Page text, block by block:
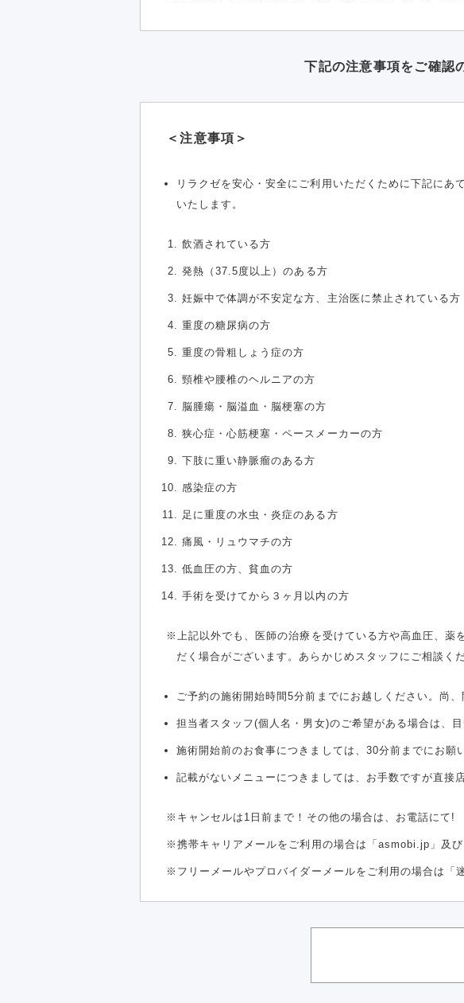
下記の注意事項をご確認
＜注意事項＞
リラクゼを安心・安全にご利用いただくために下記に
いたします。
飲酒されている方
発熱（37.5度以上）のある方
妊娠中で体調が不安定な方、主治医に禁止されている方
重度の糖尿病の方
重度の骨粗しょう症の方
頸椎や腰椎のヘルニアの方
脳腫瘍・脳溢血・脳梗塞の方
狭心症・心筋梗塞・ペースメーカーの方
下肢に重い静脈瘤のある方
感染症の方
足に重度の水虫・炎症のある方
痛風・リュウマチの方
低血圧の方、貧血の方
手術を受けてから３ヶ月以内の方
上記以外でも、医師の治療を受けている方や高血圧、
だく場合がございます。あらかじめスタッフにご相談くだ
ご予約の施術開始時間5分前までにお越しください。尚
担当者スタッフ(個人名・男女)のご希望がある場合は、
施術開始前のお食事につきましては、30分前までにお願
記載がないメニューにつきましては、お手数ですが直接
キャンセルは1日前まで！その他の場合は、お電話にて!
携帯キャリアメールをご利用の場合は「asmobi.jp」及
フリーメールやプロバイダーメールをご利用の場合は